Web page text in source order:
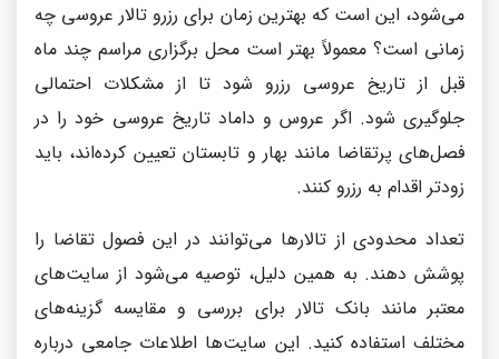
می‌شود، این است که بهترین زمان برای رزرو تالار عروسی چه
زمانی است؟ معمولاً بهتر است محل برگزاری مراسم چند ماه
قبل از تاریخ عروسی رزرو شود تا از مشکلات احتمالی
جلوگیری شود. اگر عروس و داماد تاریخ عروسی خود را در
فصل‌های پرتقاضا مانند بهار و تابستان تعیین کرده‌اند، باید
زودتر اقدام به رزرو کنند.
تعداد محدودی از تالارها می‌توانند در این فصول تقاضا را
پوشش دهند. به همین دلیل، توصیه می‌شود از سایت‌های
معتبر مانند بانک تالار برای بررسی و مقایسه گزینه‌های
مختلف استفاده کنید. این سایت‌ها اطلاعات جامعی درباره